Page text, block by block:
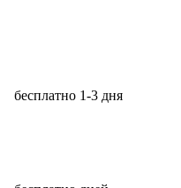
бесплатно 1-3 дня